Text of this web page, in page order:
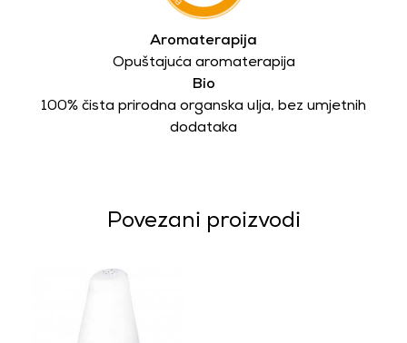
Aromaterapija
Opuštajuća aromaterapija
Bio
100% čista prirodna organska ulja, bez umjetnih
dodataka
Povezani proizvodi